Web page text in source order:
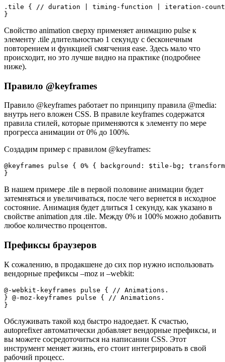
.tile { // duration | timing-function | iteration-count
Свойство animation сверху применяет анимацию pulse к
элементу .tile длительностью 1 секунду с бесконечным
повторением и функцией смягчения ease. Здесь мало что
происходит, но это лучше видно на практике (подробнее
ниже).
Правило @keyframes
Правило @keyframes работает по принципу правила @media:
внутрь него вложен CSS. В правиле keyframes содержатся
правила стилей, которые применяются к элементу по мере
прогресса анимации от 0% до 100%.
Создадим пример с правилом @keyframes:
@keyframes pulse { 0% { background: $tile-bg;
В нашем примере .tile в первой половине анимации будет
затемняться и увеличиваться, после чего вернется в исходное
состояние. Анимация будет длиться 1 секунду, как указано в
свойстве animation для .tile. Между 0% и 100% можно добавить
любое количество процентов.
Префиксы браузеров
К сожалению, в продакшене до сих пор нужно использовать
вендорные префиксы –moz и –webkit:
@-webkit-keyframes pulse { // Animations.
} @-moz-keyframes pulse { // Animations.
Обслуживать такой код быстро надоедает. К счастью,
autoprefixer автоматически добавляет вендорные префиксы, и
вы можете сосредоточиться на написании CSS. Этот
инструмент меняет жизнь, его стоит интегрировать в свой
рабочий процесс.